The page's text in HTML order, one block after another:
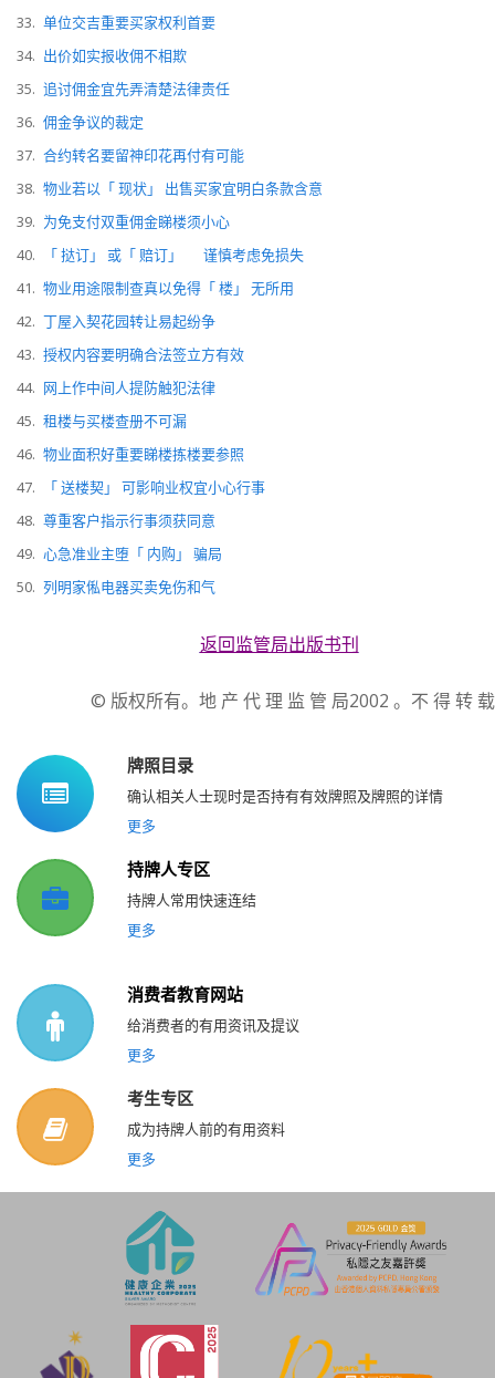
33. 单位交吉重要买家权利首要
34. 出价如实报收佣不相欺
35. 追讨佣金宜先弄清楚法律责任
36. 佣金争议的裁定
37. 合约转名要留神印花再付有可能
38. 物业若以「 现状」 出售买家宜明白条款含意
39. 为免支付双重佣金睇楼须小心
40.
「 挞订」 或「 赔订」 谨慎考虑免损失
41. 物业用途限制查真以免得「 楼」 无所用
42. 丁屋入契花园转让易起纷争
43. 授权内容要明确合法签立方有效
44. 网上作中间人提防触犯法律
45. 租楼与买楼查册不可漏
46. 物业面积好重要睇楼拣楼要参照
47.
「 送楼契」 可影响业权宜小心行事
48. 尊重客户指示行事须获同意
49. 心急准业主堕「 内购」 骗局
50. 列明家俬电器买卖免伤和气
返回监管局出版书刊
© 版权所有。地 产 代 理 监 管 局2002 。不 得 转 载
牌照目录
确认相关人士现时是否持有有效牌照及牌照的详情
更多
持牌人专区
持牌人常用快速连结
更多
消费者教育网站
给消费者的有用资讯及提议
更多
考生专区
成为持牌人前的有用资料
更多